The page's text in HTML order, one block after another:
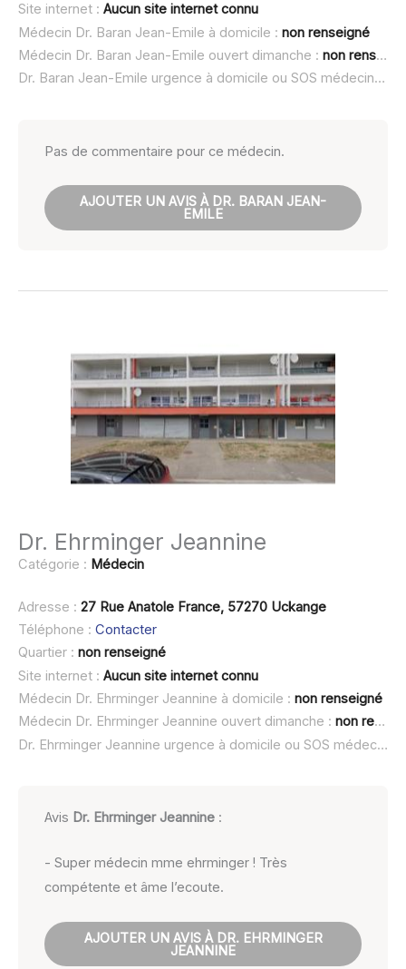
Site internet : Aucun site internet connu
Médecin Dr. Baran Jean-Emile à domicile : non renseigné
Médecin Dr. Baran Jean-Emile ouvert dimanche : non renseigné
Dr. Baran Jean-Emile urgence à domicile ou SOS médecin :
Pas de commentaire pour ce médecin.
AJOUTER UN AVIS À DR. BARAN JEAN-
EMILE
Dr. Ehrminger Jeannine
Catégorie : Médecin
Adresse : 27 Rue Anatole France, 57270 Uckange
Téléphone : Contacter
Quartier : non renseigné
Site internet : Aucun site internet connu
Médecin Dr. Ehrminger Jeannine à domicile : non renseigné
Médecin Dr. Ehrminger Jeannine ouvert dimanche : non renseigné
Dr. Ehrminger Jeannine urgence à domicile ou SOS médecin :
Avis Dr. Ehrminger Jeannine :
- Super médecin mme ehrminger ! Très
compétente et âme l’ecoute.
AJOUTER UN AVIS À DR. EHRMINGER
JEANNINE